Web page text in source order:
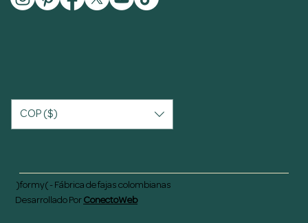
COP ($)
)formy( - Fábrica de fajas colombianas
Desarrollado Por ConectoWeb